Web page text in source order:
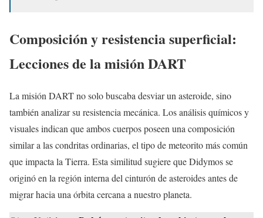
Composición y resistencia superficial:
Lecciones de la misión DART
La misión DART no solo buscaba desviar un asteroide, sino
también analizar su resistencia mecánica. Los análisis químicos y
visuales indican que ambos cuerpos poseen una composición
similar a las condritas ordinarias, el tipo de meteorito más común
que impacta la Tierra. Esta similitud sugiere que Didymos se
originó en la región interna del cinturón de asteroides antes de
migrar hacia una órbita cercana a nuestro planeta.